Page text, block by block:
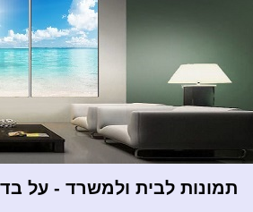
תמונות לבית ולמשרד - על